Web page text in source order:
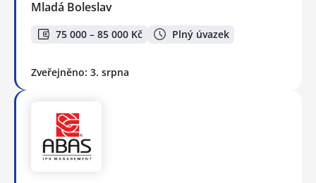
Mladá Boleslav
75 000 – 85 000 Kč Plný úvazek
Zveřejněno: 3. srpna